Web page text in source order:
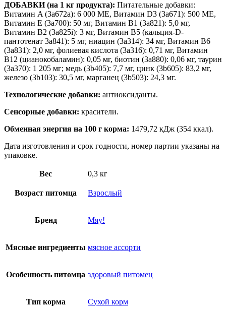
ДОБАВКИ (на 1 кг продукта): Питательные добавки:
Витамин A (3a672a): 6 000 МЕ, Витамин D3 (3a671): 500 МЕ,
Витамин E (3a700): 50 мг, Витамин B1 (3a821): 5,0 мг,
Витамин B2 (3a825i): 3 мг, Витамин B5 (кальция-D-
пантотенат 3a841): 5 мг, ниацин (3a314): 34 мг, Витамин B6
(3a831): 2,0 мг, фолиевая кислота (3a316): 0,71 мг, Витамин
B12 (цианокобаламин): 0,05 мг, биотин (3a880): 0,06 мг, таурин
(3a370): 1 205 мг; медь (3b405): 7,7 мг, цинк (3b605): 83,2 мг,
железо (3b103): 30,5 мг, марганец (3b503): 24,3 мг.
Технологические добавки: антиоксиданты.
Сенсорные добавки: красители.
Обменная энергия на 100 г корма: 1479,72 кДж (354 ккал).
Дата изготовления и срок годности, номер партии указаны на
упаковке.
Вес 0,3 кг
Возраст питомца Взрослый
Бренд Мяу!
Мясные ингредиенты мясное ассорти
Особенность питомца здоровый питомец
Тип корма Сухой корм